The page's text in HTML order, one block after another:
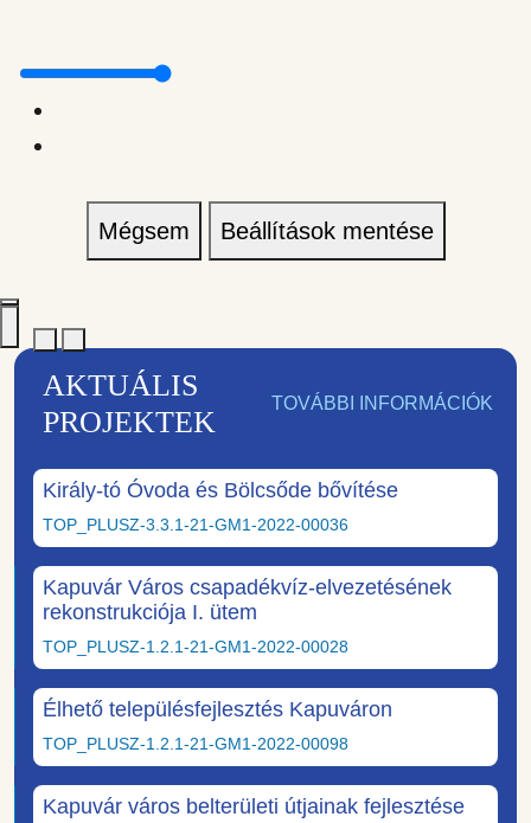
Mégsem Beállítások mentése
AKTUÁLIS
PROJEKTEK
TOVÁBBI INFORMÁCIÓK
Király-tó Óvoda és Bölcsőde bővítése
TOP_PLUSZ-3.3.1-21-GM1-2022-00036
Kapuvár Város csapadékvíz-elvezetésének
rekonstrukciója I. ütem
TOP_PLUSZ-1.2.1-21-GM1-2022-00028
Élhető településfejlesztés Kapuváron
TOP_PLUSZ-1.2.1-21-GM1-2022-00098
Kapuvár város belterületi útjainak fejlesztése